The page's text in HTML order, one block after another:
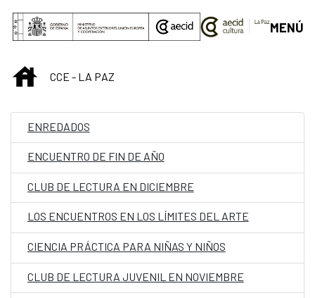
Saltar al contenido principal
MENÚ
INICIOCCE - LA PAZ
ENREDADOS
ENCUENTRO DE FIN DE AÑO
CLUB DE LECTURA EN DICIEMBRE
LOS ENCUENTROS EN LOS LÍMITES DEL ARTE
CIENCIA PRÁCTICA PARA NIÑAS Y NIÑOS
CLUB DE LECTURA JUVENIL EN NOVIEMBRE